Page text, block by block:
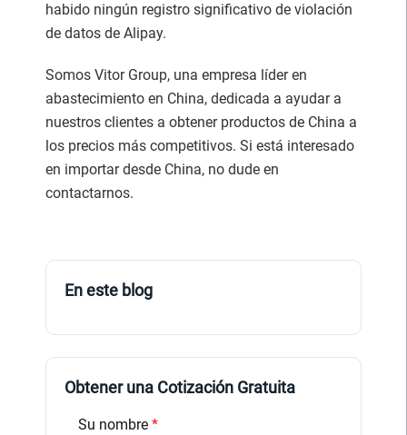
habido ningún registro significativo de violación
de datos de Alipay.
Somos Vitor Group, una empresa líder en
abastecimiento en China, dedicada a ayudar a
nuestros clientes a obtener productos de China a
los precios más competitivos. Si está interesado
en importar desde China, no dude en
contactarnos.
En este blog
Obtener una Cotización Gratuita
Su nombre *